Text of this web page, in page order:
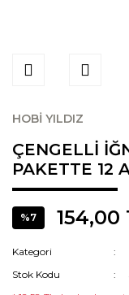
HOBİ YILDIZ
ÇENGELLİ
PAKETTE 12
%7 154,00
Kategori
Stok Kodu